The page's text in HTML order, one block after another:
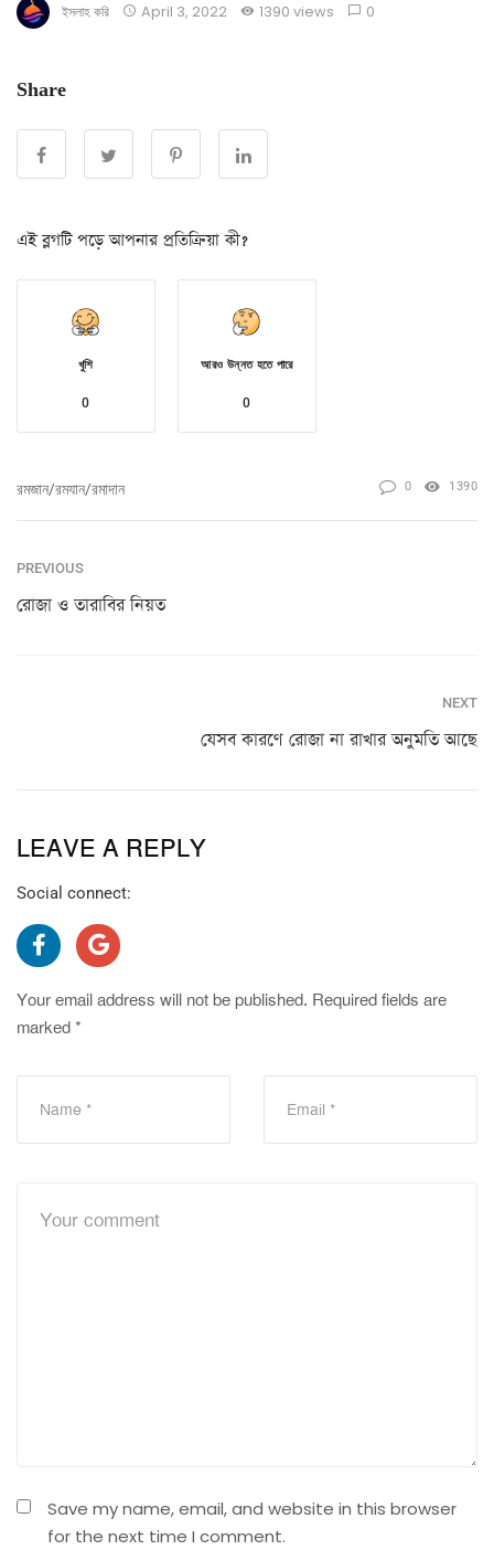
ইসলাহ করি April 3, 2022 1390 views 0
Share
এই ব্লগটি পড়ে আপনার প্রতিক্রিয়া কী?
খুশি
0
আরও উন্নত হতে পারে
0
রমজান/রমযান/রমাদান 0 1390
PREVIOUS
রোজা ও তারাবির নিয়ত
NEXT
যেসব কারণে রোজা না রাখার অনুমতি আছে
LEAVE A REPLY
Social connect:
Your email address will not be published. Required fields are
marked *
Save my name, email, and website in this browser
for the next time I comment.